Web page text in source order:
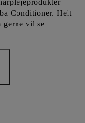
Conditioner. Helt
gerne vil se